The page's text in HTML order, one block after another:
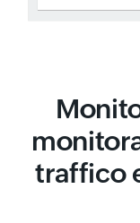
traffico